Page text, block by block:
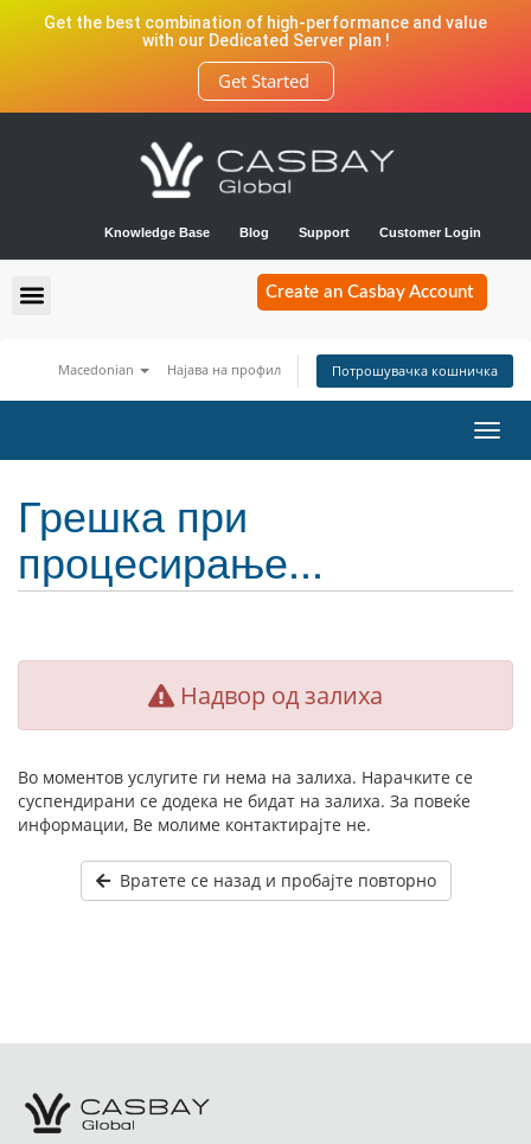
Get the best combination of high-performance and value
with our Dedicated Server plan !
Get Started
Knowledge Base Blog Support Customer Login
Create an Casbay Account
Macedonian Најава на профил Потрошувачка кошничка
Грешка при
процесирање...
Надвор од залиха
Во моментов услугите ги нема на залиха. Нарачките се
суспендирани се додека не бидат на залиха. За повеќе
информации, Ве молиме контактирајте не.
Вратете се назад и пробајте повторно